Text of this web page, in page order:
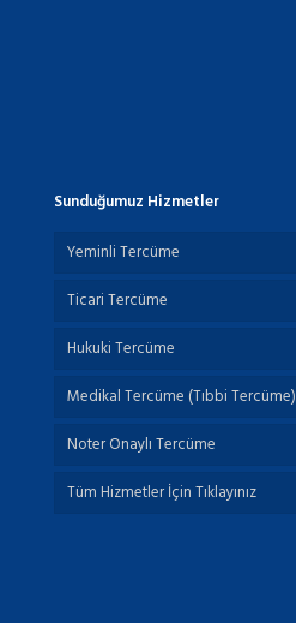
Sunduğumuz Hizmetler
Yeminli Tercüme
Ticari Tercüme
Hukuki Tercüme
Medikal Tercüme (Tıbbi Tercüme)
Noter Onaylı Tercüme
Tüm Hizmetler İçin Tıklayınız